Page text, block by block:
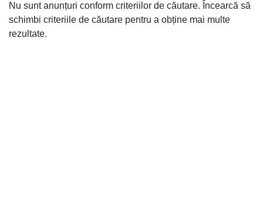
Nu sunt anunțuri conform criteriilor de căutare. Încearcă să
schimbi criteriile de căutare pentru a obține mai multe
rezultate.